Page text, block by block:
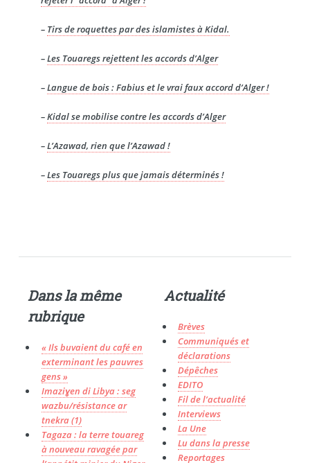
– Tirs de roquettes par des islamistes à Kidal.
–Les Touaregs rejettent les accords d’Alger
–Langue de bois : Fabius et le vrai faux accord d’Alger !
–Kidal se mobilise contre les accords d’Alger
–L’Azawad, rien que l’Azawad !
–Les Touaregs plus que jamais déterminés !
Dans la même
rubrique
« Ils buvaient du café en
exterminant les pauvres
gens »
Imaziɣen di Libya : seg
wazbu/résistance ar
tnekra (1)
Tagaza : la terre touareg
à nouveau ravagée par
Actualité
Brèves
Communiqués et
déclarations
Dépêches
EDITO
Fil de l’actualité
Interviews
La Une
Lu dans la presse
Reportages